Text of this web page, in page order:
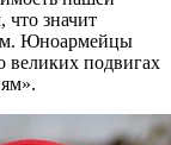
что значит
Юноармейцы
великих подвигах